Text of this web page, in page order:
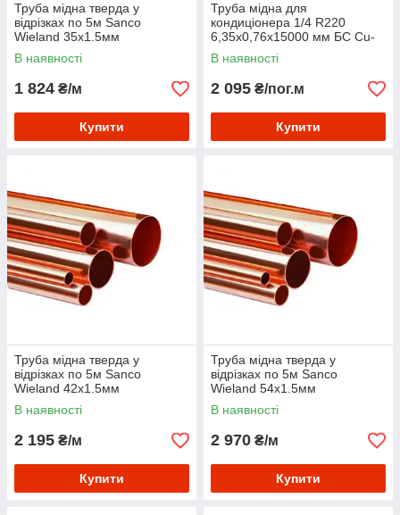
Труба мідна тверда у
відрізках по 5м Sanco
Wieland 35х1.5мм
В наявності
1 824 ₴/м
Купити
Труба мідна для
кондиціонера 1/4 R220
6,35x0,76х15000 мм БС Cu-
DHP
В наявності
2 095 ₴/пог.м
Купити
Труба мідна тверда у
відрізках по 5м Sanco
Wieland 42х1.5мм
В наявності
2 195 ₴/м
Купити
Труба мідна тверда у
відрізках по 5м Sanco
Wieland 54х1.5мм
В наявності
2 970 ₴/м
Купити